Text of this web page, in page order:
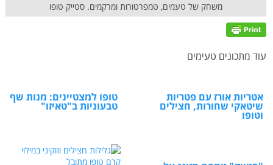
משחק של טעמים, טמפרטורות ומרקמים. סטייק טופו
עוד מתכונים טעימים
אטריות אורז עם פטריות
שיטאקי שחורות, חצילים
וטופו
טופו למצטיינים: מנות שף
טבעוניות ב"טאיזו"